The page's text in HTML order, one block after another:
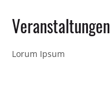
Veranstaltungen
Lorum Ipsum